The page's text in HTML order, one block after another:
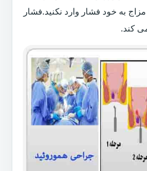
به خود فشار وارد نکنید.فشار
کند.